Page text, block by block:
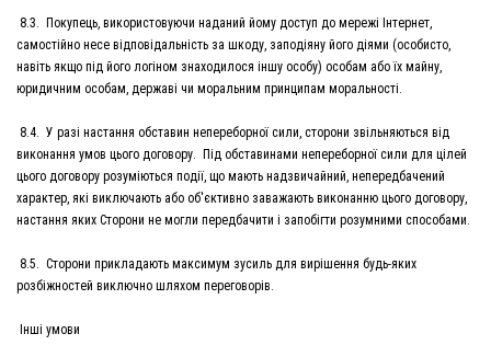
8.3. Покупець, використовуючи наданий йому доступ до мережі Інтернет,
самостійно несе відповідальність за шкоду, заподіяну його діями (особисто,
навіть якщо під його логіном знаходилося іншу особу) особам або їх майну,
юридичним особам, державі чи моральним принципам моральності.
8.4. У разі настання обставин непереборної сили, сторони звільняються від
виконання умов цього договору. Під обставинами непереборної сили для цілей
цього договору розуміються події, що мають надзвичайний, непередбачений
характер, які виключають або об'єктивно заважають виконанню цього договору,
настання яких Сторони не могли передбачити і запобігти розумними способами.
8.5. Сторони прикладають максимум зусиль для вирішення будь-яких
розбіжностей виключно шляхом переговорів.
Інші умови